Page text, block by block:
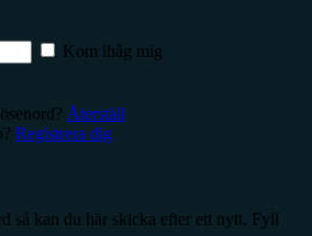
Kom ihåg mig
Återställ
Registrera dig
så kan du här skicka efter ett nytt. Fyll